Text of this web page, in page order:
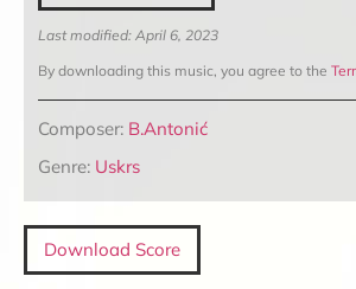
Last modified: April 6, 2023
By downloading this music, you agree to the
Composer: B.Antonić
Genre: Uskrs
Download Score